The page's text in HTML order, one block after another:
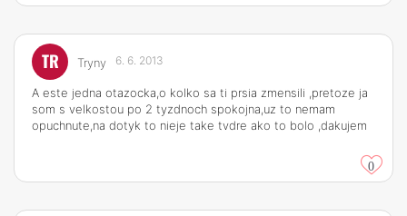
TR Tryny 6. 6. 2013
A este jedna otazocka,o kolko sa ti prsia zmensili ,pretoze ja
som s velkostou po 2 tyzdnoch spokojna,uz to nemam
opuchnute,na dotyk to nieje take tvdre ako to bolo ,dakujem
0